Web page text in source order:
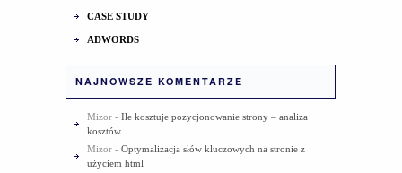
CASE STUDY
ADWORDS
NAJNOWSZE KOMENTARZE
Mizor - Ile kosztuje pozycjonowanie strony – analiza
kosztów
Mizor - Optymalizacja słów kluczowych na stronie z
użyciem html